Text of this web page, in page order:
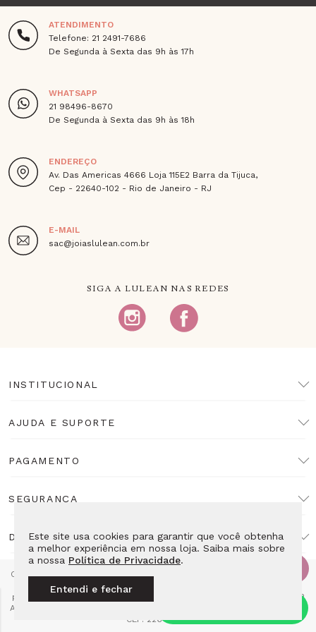
Este site usa cookies para garantir que você obtenha
a melhor experiência em nossa loja. Saiba mais sobre
a nossa Política de Privacidade.
Entendi e fechar
ATENDIMENTO
Telefone: 21 2491-7686
De Segunda à Sexta das 9h às 17h
WHATSAPP
21 98496-8670
De Segunda à Sexta das 9h às 18h
ENDEREÇO
Av. Das Americas 4666 Loja 115E2 Barra da Tijuca,
Cep - 22640-102 - Rio de Janeiro - RJ
E-MAIL
sac@joiaslulean.com.br
SIGA A LULEAN NAS REDES
INSTITUCIONAL
AJUDA E SUPORTE
PAGAMENTO
SEGURANÇA
DESENVOLVIMENTO
Copyright Lulean. Todos os direitos reservados. Proibida reprodução
total ou parcial. Preços e estoque sujeitos a alteração sem aviso
prévio. Razão Social: LL10 Relojoaria Ltda - CNPJ: 14.495.839/0001-52
Av das Americas 4666 Loja 115E2 - Barra da Tijuca Rio de Janeiro - RJ
CEP: 22640-102